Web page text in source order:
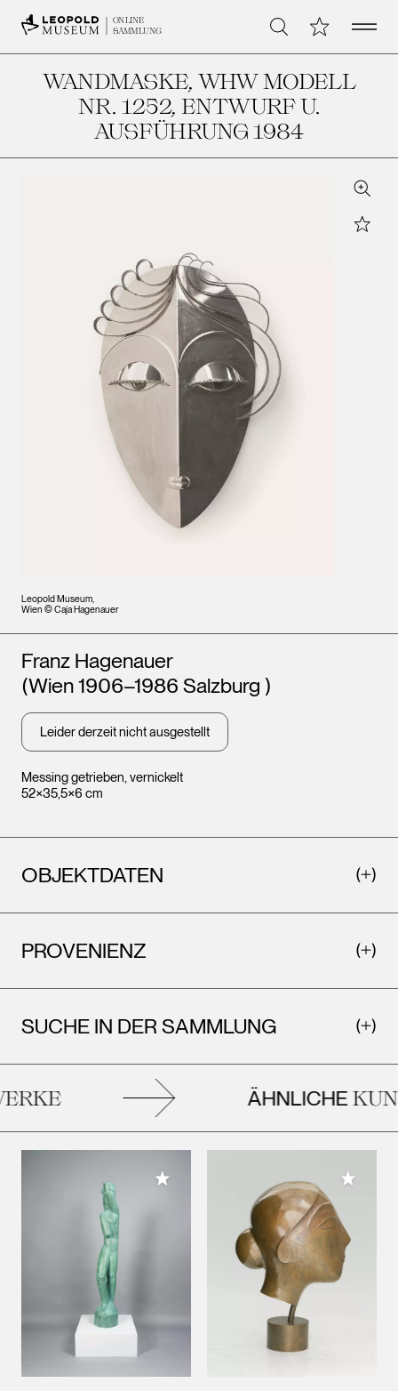
ONLINE
SAMMLUNG
Suche Meine Open
WANDMASKE, WHW MODELL
NR. 1252, ENTWURF U.
AUSFÜHRUNG 1984
Leopold Museum,
Wien © Caja Hagenauer
Zoom
Star
Messing getrieben, vernickelt
52×35,5×6 cm
Künstler*innen
Franz Hagenauer
(Wien 1906–1986 Salzburg )
Leider derzeit nicht ausgestellt
OBJEKTDATEN
PROVENIENZ
SUCHE IN DER SAMMLUNG
ÄHNLICHE
Meiner Sammlung hinzufügen Meiner